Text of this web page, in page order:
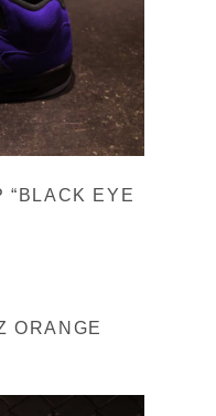
“BLACK EYE
ORANGE